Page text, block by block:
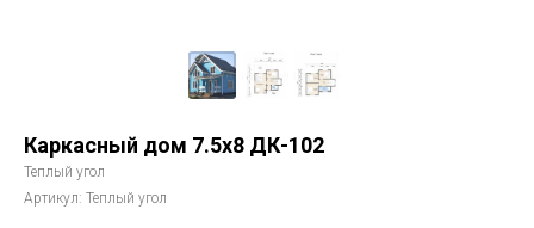
Каркасный дом 7.5x8 ДК-102
Теплый угол
Артикул: Теплый угол